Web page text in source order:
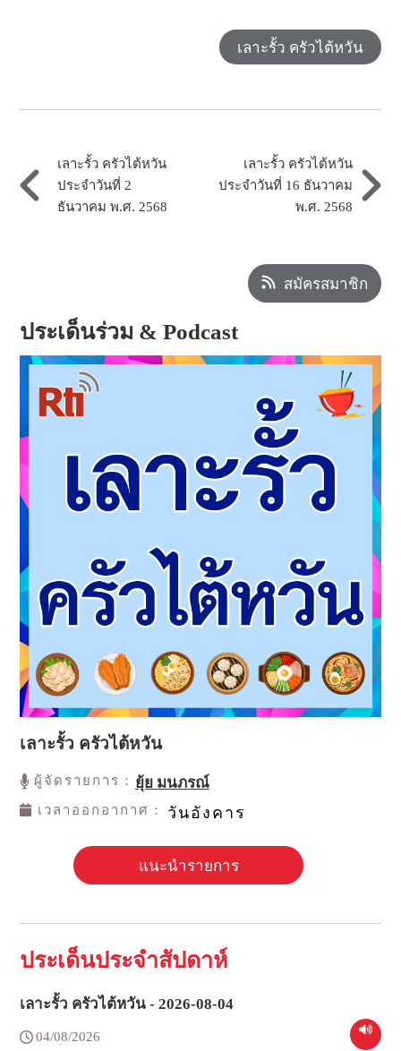
เลาะรั้ว ครัวไต้หวัน
เลาะรั้ว ครัวไต้หวัน
ประจำวันที่ 2
ธันวาคม พ.ศ. 2568
เลาะรั้ว ครัวไต้หวัน
ประจำวันที่ 16 ธันวาคม
พ.ศ. 2568
สมัครสมาชิก
ประเด็นร่วม & Podcast
เลาะรั้ว ครัวไต้หวัน
ผู้จัดรายการ： ยุ้ย มนภรณ์
เวลาออกอากาศ： วันอังคาร
แนะนำรายการ
ประเด็นประจำสัปดาห์
เลาะรั้ว ครัวไต้หวัน - 2026-08-04
04/08/2026